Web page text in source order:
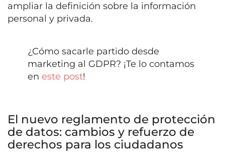
ampliar la definición sobre la información
personal y privada.
¿Cómo sacarle partido desde
marketing al GDPR? ¡Te lo contamos
en este post!
El nuevo reglamento de protección
de datos: cambios y refuerzo de
derechos para los ciudadanos